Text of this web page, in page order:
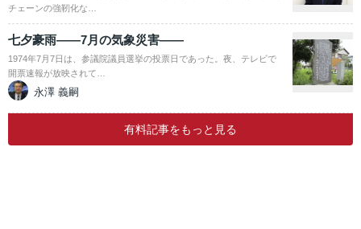
チェーンの強靭化な…
七夕豪雨――7月の気象災害――
1974年7月7日は、参議院議員選挙の投票日であった。夜、テレビで
開票速報が放映されて…
永澤 義嗣
有料記事をもっと見る